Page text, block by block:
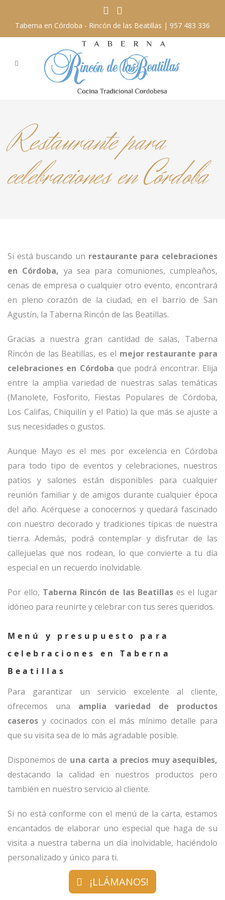
Taberna en Córdoba - Rincón de las Beatillas | 957 483 336
Restaurante para
celebraciones en Córdoba
Si está buscando un restaurante para celebraciones
en Córdoba, ya sea para comuniones, cumpleaños,
cenas de empresa o cualquier otro evento, encontrará
en pleno corazón de la ciudad, en el barrio de San
Agustín, la Taberna Rincón de las Beatillas.
Gracias a nuestra gran cantidad de salas, Taberna
Rincón de las Beatillas, es el mejor restaurante para
celebraciones en Córdoba que podrá encontrar. Elija
entre la amplia variedad de nuestras salas temáticas
(Manolete, Fosforito, Fiestas Populares de Córdoba,
Los Califas, Chiquilín y el Patio) la que más se ajuste a
sus necesidades o gustos.
Aunque Mayo es el mes por excelencia en Córdoba
para todo tipo de eventos y celebraciones, nuestros
patios y salones están disponibles para cualquier
reunión familiar y de amigos durante cualquier época
del año. Acérquese a conocernos y quedará fascinado
con nuestro decorado y tradiciones típicas de nuestra
tierra. Además, podrá contemplar y disfrutar de las
callejuelas que nos rodean, lo que convierte a tu día
especial en un recuerdo inolvidable.
Por ello, Taberna Rincón de las Beatillas es el lugar
idóneo para reunirte y celebrar con tus seres queridos.
Menú y presupuesto para
celebraciones en Taberna
Beatillas
Para garantizar un servicio excelente al cliente,
ofrecemos una amplia variedad de productos
caseros y cocinados con el más mínimo detalle para
que su visita sea de lo más agradable posible.
Disponemos de una carta a precios muy asequibles,
destacando la calidad en nuestros productos pero
también en nuestro servicio al cliente.
Si no está conforme con el menú de la carta, estamos
encantados de elaborar uno especial que haga de su
visita a nuestra taberna un día inolvidable, haciéndolo
personalizado y único para ti.
¡LLÁMANOS!